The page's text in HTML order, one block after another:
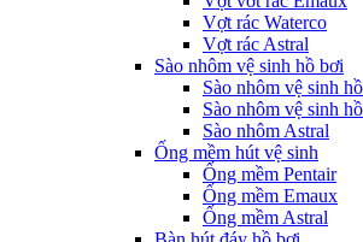
Vợt rác Waterco
Vợt rác Astral
Sào nhôm vệ sinh hồ bơi
Sào nhôm vệ sinh
Sào nhôm vệ sinh
Sào nhôm Astral
Ống mềm hút vệ sinh
Ống mềm Pentair
Ống mềm Emaux
Ống mềm Astral